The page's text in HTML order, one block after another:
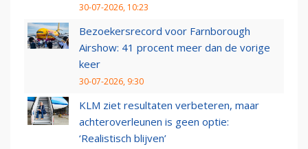
30-07-2026, 10:23
Bezoekersrecord voor Farnborough
Airshow: 41 procent meer dan de vorige
keer
30-07-2026, 9:30
KLM ziet resultaten verbeteren, maar
achteroverleunen is geen optie:
‘Realistisch blijven’